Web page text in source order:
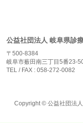
公益社団法人 岐阜県診
〒500-8384
岐阜市薮田南三丁目5番23-
TEL / FAX : 058-272-0082
Copyright ©公益社団法